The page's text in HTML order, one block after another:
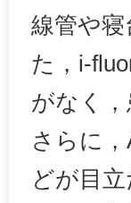
線管や
た，i-
がなく，
さらに
どが目